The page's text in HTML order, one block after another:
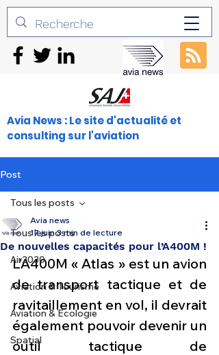
Avia News : Le site d'actualité et
consulting sur l'aviation
Post
Tous les posts
Air2030
Aviation & Tourisme
Aviation & Ecologie
Spatial
Tous les posts
De nouvelles capacités pour l’A400M !
Avia news
17 juin 3 min de lecture
L’A400M « Atlas » est un avion
de transport tactique et de
ravitaillement en vol, il devrait
également pouvoir devenir un
outil tactique de